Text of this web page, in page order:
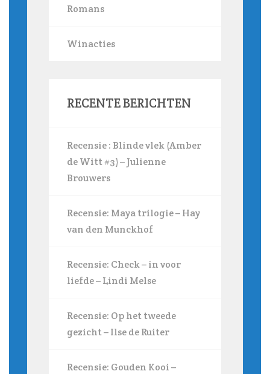
Romans
Winacties
RECENTE BERICHTEN
Recensie : Blinde vlek (Amber
de Witt #3) – Julienne
Brouwers
Recensie: Maya trilogie – Hay
van den Munckhof
Recensie: Check – in voor
liefde – Lindi Melse
Recensie: Op het tweede
gezicht – Ilse de Ruiter
Recensie: Gouden Kooi –